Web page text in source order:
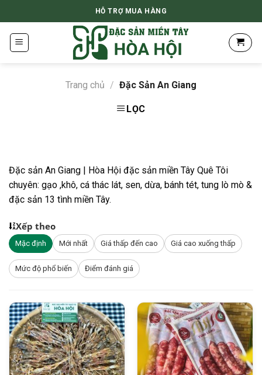
to
content
HỖ TRỢ MUA HÀNG
Trang chủ / Đặc Sản An Giang
LỌC
Đặc sản An Giang | Hòa Hội đặc sản miền Tây Quê Tôi
chuyên: gạo ,khô, cá thác lát, sen, dừa, bánh tét, tung lò mò &
đặc sản 13 tình miền Tây.
Xếp theo
Mặc định Mới nhất Giá thấp đến cao Giá cao xuống thấp
Mức độ phổ biến Điểm đánh giá